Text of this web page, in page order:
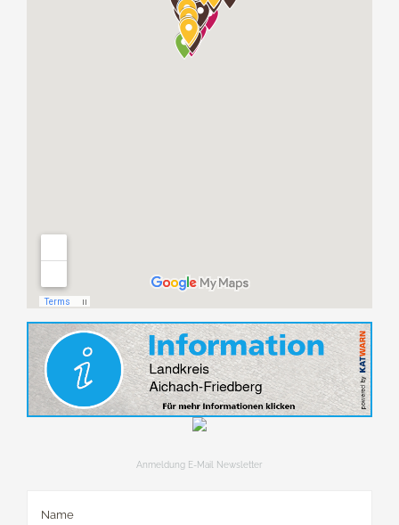
Anmeldung E-Mail Newsletter